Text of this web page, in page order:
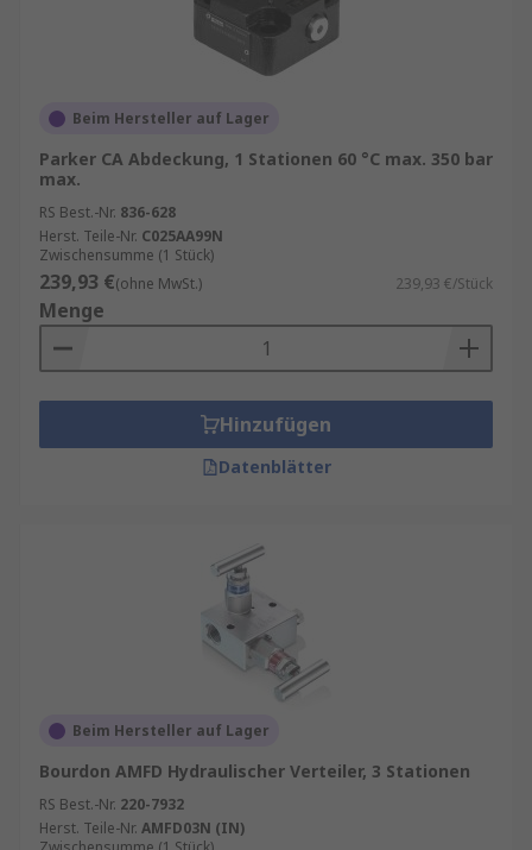
Beim Hersteller auf Lager
Parker CA Abdeckung, 1 Stationen 60 °C max. 350 bar
max.
RS Best.-Nr. 836-628
Herst. Teile-Nr. C025AA99N
Zwischensumme (1 Stück)
239,93 €(ohne MwSt.) 239,93 €/Stück
Menge
Hinzufügen
Datenblätter
Beim Hersteller auf Lager
Bourdon AMFD Hydraulischer Verteiler, 3 Stationen
RS Best.-Nr. 220-7932
Herst. Teile-Nr. AMFD03N (IN)